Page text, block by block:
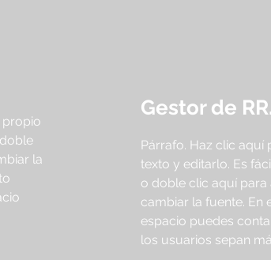
propio
la
Gestor de
Párrafo. Haz clic
texto y editarlo. Es
o doble clic aquí
cambiar la fuente. En
espacio puedes
los usuarios sepan